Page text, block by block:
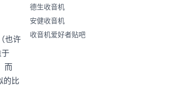
也许
而
的比
德生收音机
安健收音机
收音机爱好者贴吧